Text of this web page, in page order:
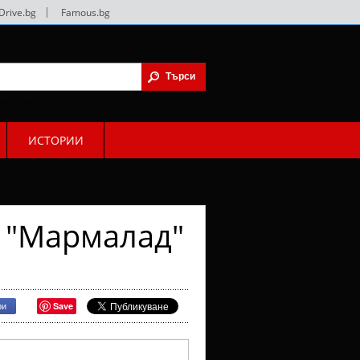
Famous.bg
ИСТОРИИ
"Мармалад"
Save